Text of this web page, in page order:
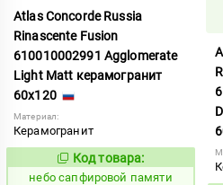
Atlas Concorde Russia
Rinascente Fusion
610010002991 Agglomerate
Light Matt керамогранит
60x120
Материал:
Керамогранит
1119568
Код товара:
небо сапфировой памяти